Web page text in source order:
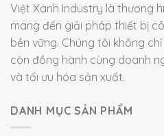
Việt Xanh Industry là thương
mang đến giải pháp thiết bị
bền vững. Chúng tôi không
còn đồng hành cùng doanh
và tối ưu hóa sản xuất.
DANH MỤC SẢN PHẨM